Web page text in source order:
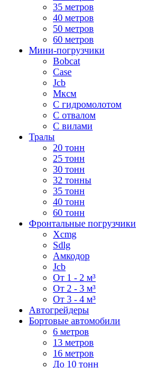
35 метров
40 метров
50 метров
60 метров
Мини-погрузчики
Bobcat
Case
Jcb
Мксм
С гидромолотом
С отвалом
С вилами
Тралы
20 тонн
25 тонн
30 тонн
32 тонны
35 тонн
40 тонн
60 тонн
Фронтальные погрузчики
Xcmg
Sdlg
Амкодор
Jcb
От 1 - 2 м³
От 2 - 3 м³
От 3 - 4 м³
Автогрейдеры
Бортовые автомобили
6 метров
13 метров
16 метров
До 10 тонн